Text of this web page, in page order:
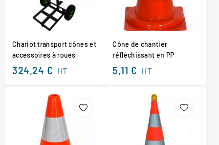
Chariot transport cônes et
accessoires à roues
324,24 € HT
Cône de chantier
réfléchissant en PP
5,11 € HT